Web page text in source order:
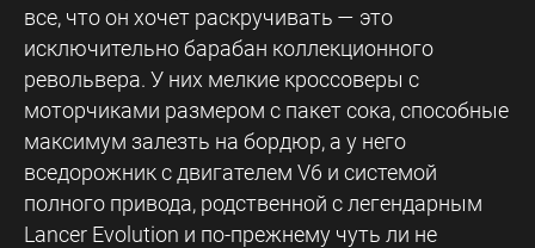
все, что он хочет раскручивать — это
исключительно барабан коллекционного
револьвера. У них мелкие кроссоверы с
моторчиками размером с пакет сока, способные
максимум залезть на бордюр, а у него
вседорожник с двигателем V6 и системой
полного привода, родственной с легендарным
Lancer Evolution и по-прежнему чуть ли не